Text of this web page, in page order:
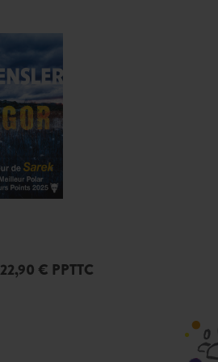
22,90 € PPTTC